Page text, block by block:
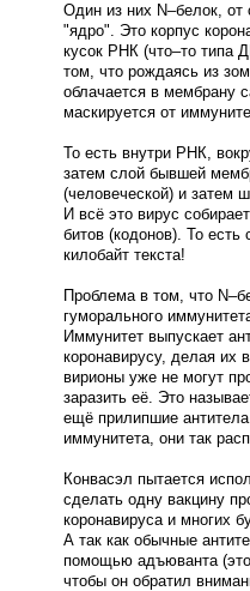
Один из них N–белок, от
"ядро". Это корпус
кусок РНК (что–то типа
том, что рождаясь из
облачается в мембрану
маскируется от
То есть внутри РНК,
затем слой бывшей
(человеческой) и затем
И всё это вирус
битов (кодонов). То есть
килобайт текста!
Проблема в том, что
гуморального
Иммунитет выпускает
коронавирусу, делая их
вирионы уже не могут
заразить её. Это
ещё прилипшие
иммунитета, они так
Конвасэл пытается
сделать одну вакцину
коронавируса и многих
А так как обычные
помощью адъюванта
чтобы он обратил